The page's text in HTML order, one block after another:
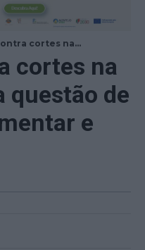
cortes na...
cortes na
questão de
e